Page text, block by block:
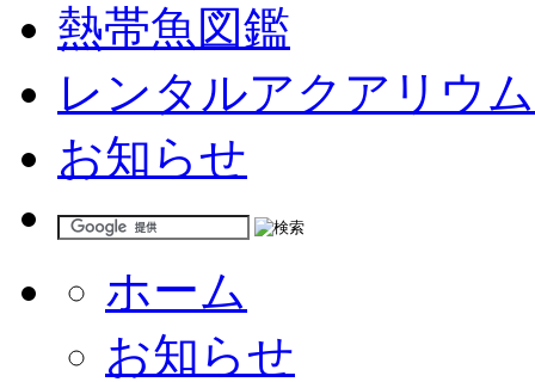
熱帯魚図鑑
レンタルアクアリウム
お知らせ
ホーム
お知らせ